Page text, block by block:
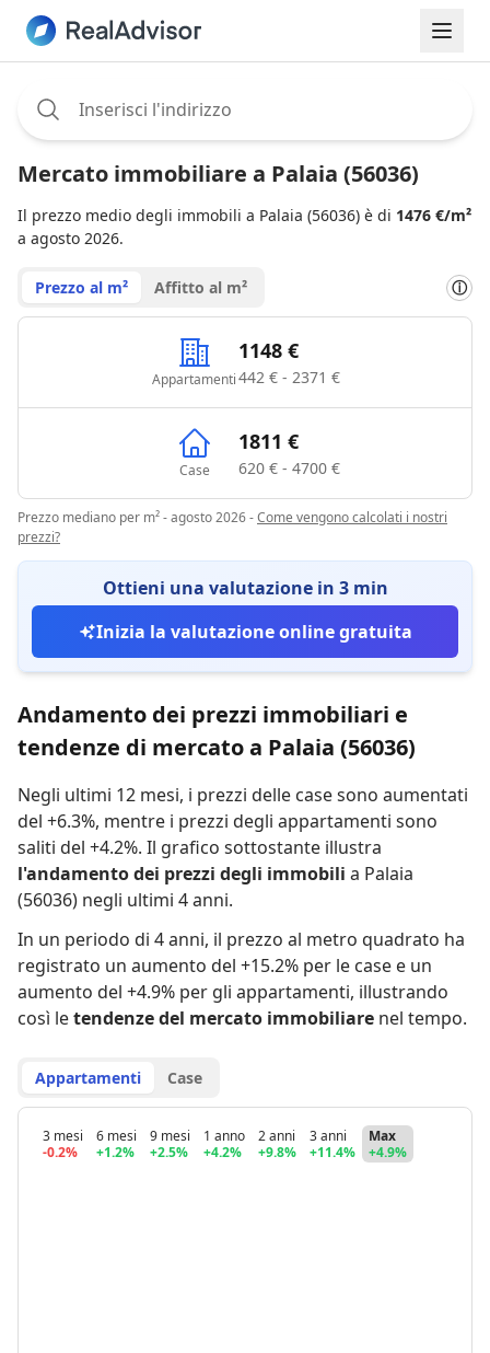
Mercato immobiliare a Palaia (56036)
Il prezzo medio degli immobili a Palaia (56036) è di 1476 €/m²
a agosto 2026.
Prezzo al m² Affitto al m² ⓘ
Appartamenti
1148 €
442 € - 2371 €
Case
1811 €
620 € - 4700 €
Prezzo mediano per m² - agosto 2026-Come vengono calcolati i nostri
prezzi?
Ottieni una valutazione in 3 min
Inizia la valutazione online gratuita
Andamento dei prezzi immobiliari e
tendenze di mercato a Palaia (56036)
Negli ultimi 12 mesi, i prezzi delle case sono aumentati
del +6.3%, mentre i prezzi degli appartamenti sono
saliti del +4.2%. Il grafico sottostante illustra
l'andamento dei prezzi degli immobili a Palaia
(56036) negli ultimi 4 anni.
In un periodo di 4 anni, il prezzo al metro quadrato ha
registrato un aumento del +15.2% per le case e un
aumento del +4.9% per gli appartamenti, illustrando
così letendenze del mercato immobiliare nel tempo.
Appartamenti Case
3 mesi
-0.2%
6 mesi
+1.2%
9 mesi
+2.5%
1 anno
+4.2%
2 anni
+9.8%
3 anni
+11.4%
Max
+4.9%